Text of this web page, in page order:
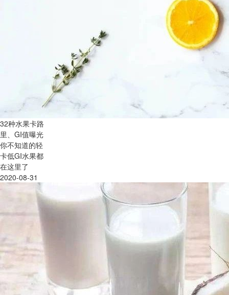
32种水果卡路
里、GI值曝光
你不知道的轻
卡低GI水果都
在这里了
2020-08-31